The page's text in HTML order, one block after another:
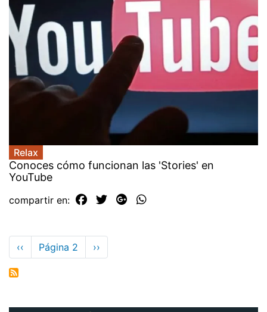
Relax
Conoces cómo funcionan las 'Stories' en
YouTube
compartir en:
Paginación
Página
anterior
‹‹ Página 2
Siguiente
página
››